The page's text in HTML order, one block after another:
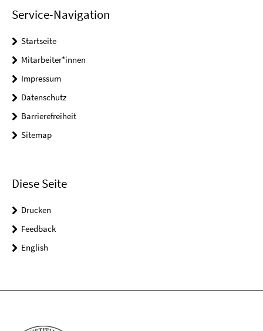
Service-Navigation
Startseite
Mitarbeiter*innen
Impressum
Datenschutz
Barrierefreiheit
Sitemap
Diese Seite
Drucken
Feedback
English